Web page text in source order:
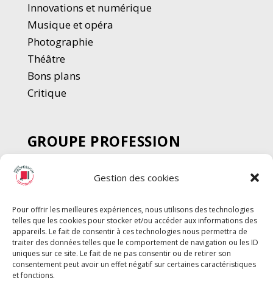
Gestion des cookies
Pour offrir les meilleures expériences, nous utilisons des technologies
telles que les cookies pour stocker et/ou accéder aux informations des
appareils. Le fait de consentir à ces technologies nous permettra de
traiter des données telles que le comportement de navigation ou les ID
uniques sur ce site. Le fait de ne pas consentir ou de retirer son
consentement peut avoir un effet négatif sur certaines caractéristiques
et fonctions.
Innovations et numérique
Musique et opéra
Photographie
Théâtre
Bons plans
Critique
GROUPE PROFESSION
SPECTACLE
Chèque Intermittents
Chèque Compta
Chèque Emploi Spectacle
G-Pods
Profession Audio-visuel